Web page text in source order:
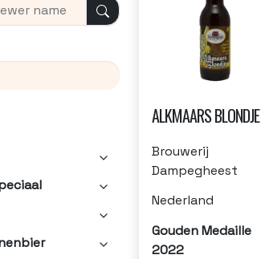
Zoeken
ALKMAARS BLONDJE
Brouwerij
Dampegheest
Nederland
Gouden Medaille
2022